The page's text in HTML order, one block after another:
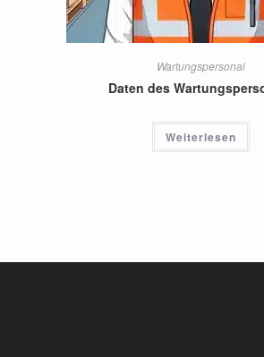
Wartungspersonal
Daten des
Weiterlesen